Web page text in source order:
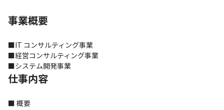
事業概要
■IT コンサルティング事業
■経営コンサルティング事業
■システム開発事業
仕事内容
■ 概要